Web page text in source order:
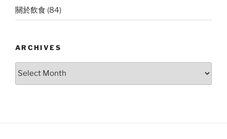
關於飲食 (84)
ARCHIVES
Archives